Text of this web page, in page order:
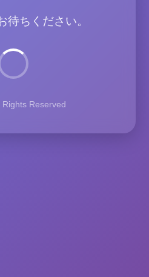
待ちください。
Reserved